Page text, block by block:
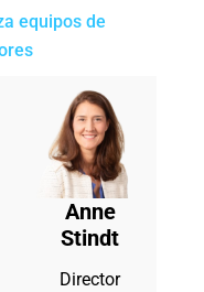
equipos de
Anne
Stindt
Director